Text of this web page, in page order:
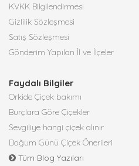
KVKK Bilgilendirmesi
Gizlilik Sözleşmesi
Satış Sözleşmesi
Gönderim Yapılan İl ve İlçeler
Faydalı Bilgiler
Orkide Çiçek bakımı
Burçlara Göre Çiçekler
Sevgiliye hangi çiçek alınır
Doğum Günü Çiçek Önerileri
Tüm Blog Yazıları